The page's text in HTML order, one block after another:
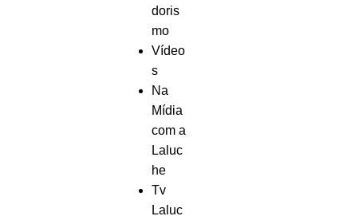
doris
mo
Vídeo
s
Na
Mídia
com a
Laluc
he
Tv
Laluc